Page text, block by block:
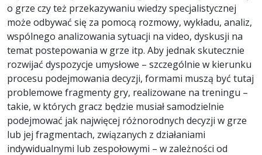
o grze czy też przekazywaniu wiedzy specjalistycznej
może odbywać się za pomocą rozmowy, wykładu, analiz,
wspólnego analizowania sytuacji na video, dyskusji na
temat postepowania w grze itp. Aby jednak skutecznie
rozwijać dyspozycje umysłowe – szczególnie w kierunku
procesu podejmowania decyzji, formami muszą być tutaj
problemowe fragmenty gry, realizowane na treningu –
takie, w których gracz będzie musiał samodzielnie
podejmować jak najwięcej różnorodnych decyzji w grze
lub jej fragmentach, związanych z działaniami
indywidualnymi lub zespołowymi – w zależności od